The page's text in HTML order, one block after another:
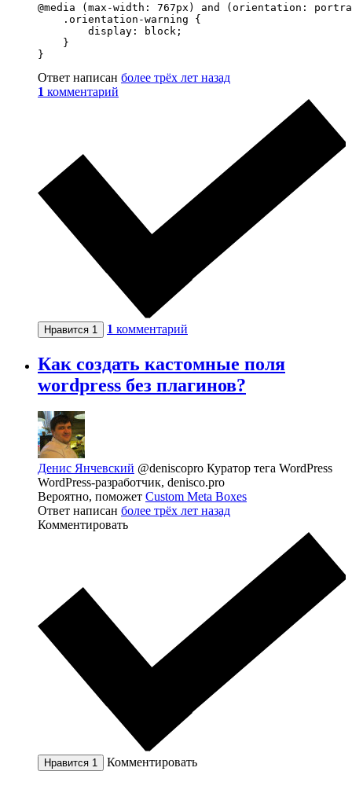
@media (max-width: 767px) and (orientation:
    .orientation-warning {
        display: block;
    }
}
Ответ написан более трёх лет назад
1 комментарий
Нравится 1 1 комментарий
Как создать кастомные поля
wordpress без плагинов?
Денис Янчевский @deniscopro Куратор тега WordPress
WordPress-разработчик, denisco.pro
Вероятно, поможет Custom Meta Boxes
Ответ написан более трёх лет назад
Комментировать
Нравится 1 Комментировать